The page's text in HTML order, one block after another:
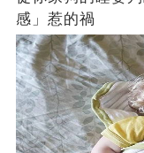
感」惹的禍